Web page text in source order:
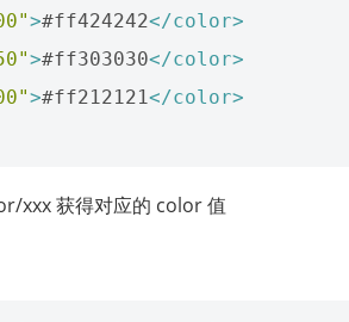
>#ff424242</color>
>#ff303030</color>
>#ff212121 </color>
xxx 获得对应的 color 值